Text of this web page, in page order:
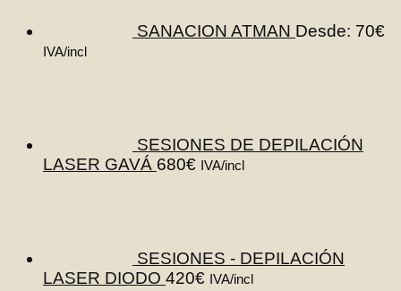
SANACION ATMAN Desde: 70€
IVA/incl
SESIONES DE DEPILACIÓN
LASER GAVÁ 680€ IVA/incl
SESIONES - DEPILACIÓN
LASER DIODO 420€ IVA/incl